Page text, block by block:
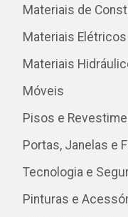
Materiais de
Materiais Elétricos
Materiais
Móveis
Pisos e
Portas, Janelas e
Tecnologia e
Pinturas e